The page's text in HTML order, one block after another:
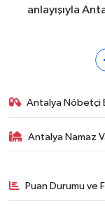
anlayışıyla
Antalya Nöbetçi
Antalya Namaz
Puan Durumu ve